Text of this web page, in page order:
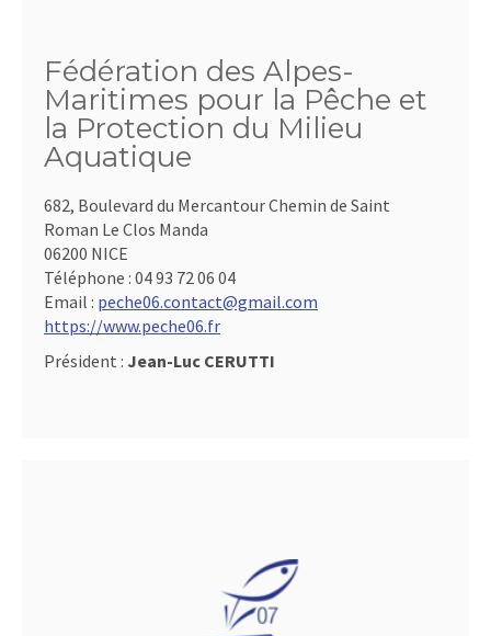
Fédération des Alpes-
Maritimes pour la Pêche et
la Protection du Milieu
Aquatique
682, Boulevard du Mercantour Chemin de Saint
Roman Le Clos Manda
06200 NICE
Téléphone : 04 93 72 06 04
Email : peche06.contact@gmail.com
https://www.peche06.fr
Président : Jean-Luc CERUTTI